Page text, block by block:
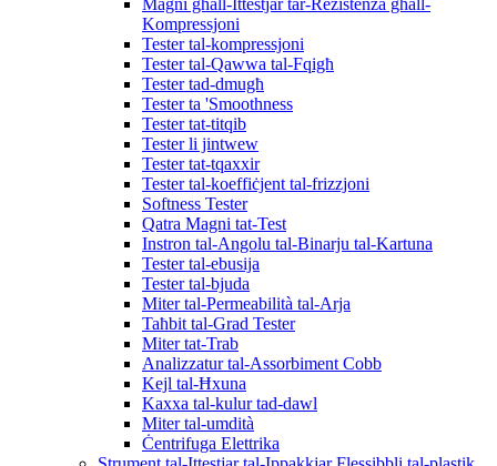
Magni għall-Ittestjar tar-Reżistenza għall-
Kompressjoni
Tester tal-kompressjoni
Tester tal-Qawwa tal-Fqigħ
Tester tad-dmugħ
Tester ta 'Smoothness
Tester tat-titqib
Tester li jintwew
Tester tat-tqaxxir
Tester tal-koeffiċjent tal-frizzjoni
Softness Tester
Qatra Magni tat-Test
Instron tal-Angolu tal-Binarju tal-Kartuna
Tester tal-ebusija
Tester tal-bjuda
Miter tal-Permeabilità tal-Arja
Taħbit tal-Grad Tester
Miter tat-Trab
Analizzatur tal-Assorbiment Cobb
Kejl tal-Ħxuna
Kaxxa tal-kulur tad-dawl
Miter tal-umdità
Ċentrifuga Elettrika